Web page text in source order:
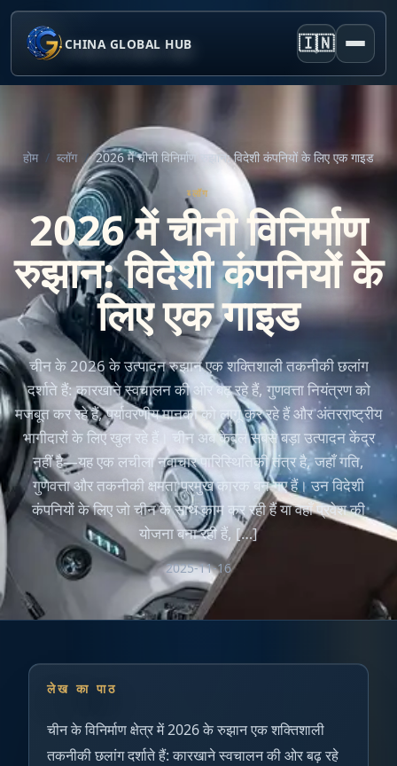
CHINA GLOBAL HUB 🇮🇳
होम / ब्लॉग / 2026 में चीनी विनिर्माण रुझान: विदेशी कंपनियों के लिए एक गाइड
ब्लॉग
2026 में चीनी विनिर्माण
रुझान: विदेशी कंपनियों के
लिए एक गाइड
चीन के 2026 के उत्पादन रुझान एक शक्तिशाली तकनीकी छलांग
दर्शाते हैं: कारखाने स्वचालन की ओर बढ़ रहे हैं, गुणवत्ता नियंत्रण को
मजबूत कर रहे हैं, पर्यावरणीय मानकों को लागू कर रहे हैं और अंतरराष्ट्रीय
भागीदारों के लिए खुल रहे हैं। चीन अब केवल सबसे बड़ा उत्पादन केंद्र
नहीं है—यह एक लचीला नवाचार पारिस्थितिकी तंत्र है, जहाँ गति,
गुणवत्ता और तकनीकी क्षमता प्रमुख कारक बन गए हैं। उन विदेशी
कंपनियों के लिए जो चीन के साथ काम कर रही हैं या वहाँ प्रवेश की
योजना बना रही हैं, […]
2025-11-16
लेख का पाठ
चीन के विनिर्माण क्षेत्र में 2026 के रुझान एक शक्तिशाली
तकनीकी छलांग दर्शाते हैं: कारखाने स्वचालन की ओर बढ़ रहे